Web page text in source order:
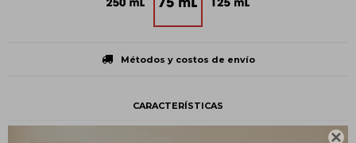

Métodos y costos de envío
CARACTERÍSTICAS